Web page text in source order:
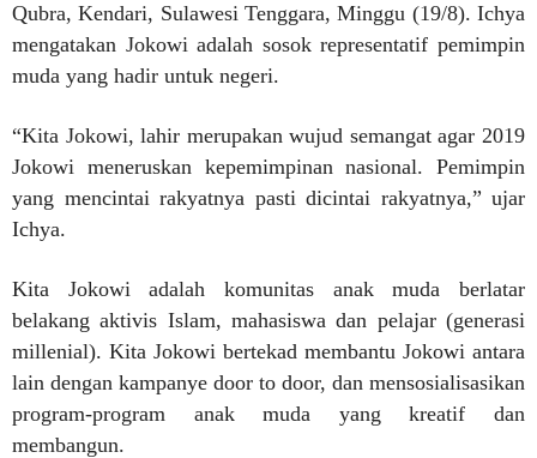
Qubra, Kendari, Sulawesi Tenggara, Minggu (19/8). Ichya
mengatakan Jokowi adalah sosok representatif pemimpin
muda yang hadir untuk negeri.
“Kita Jokowi, lahir merupakan wujud semangat agar 2019
Jokowi meneruskan kepemimpinan nasional. Pemimpin
yang mencintai rakyatnya pasti dicintai rakyatnya,” ujar
Ichya.
Kita Jokowi adalah komunitas anak muda berlatar
belakang aktivis Islam, mahasiswa dan pelajar (generasi
millenial). Kita Jokowi bertekad membantu Jokowi antara
lain dengan kampanye door to door, dan mensosialisasikan
program-program anak muda yang kreatif dan
membangun.